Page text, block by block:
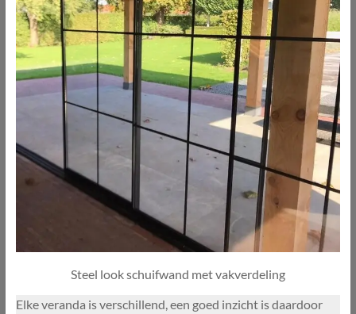
Steel look schuifwand met vakverdeling
Elke veranda is verschillend, een goed inzicht is daardoor